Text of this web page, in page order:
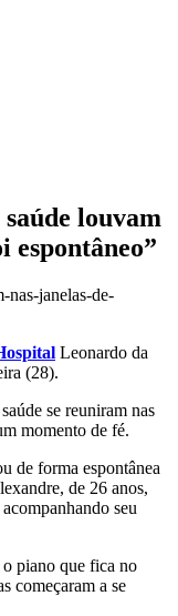
louvam
espontâneo”
Leonardo da
(28).
se reuniram nas
momento de fé.
de forma espontânea
de 26 anos,
seu
piano que fica no
começaram a se